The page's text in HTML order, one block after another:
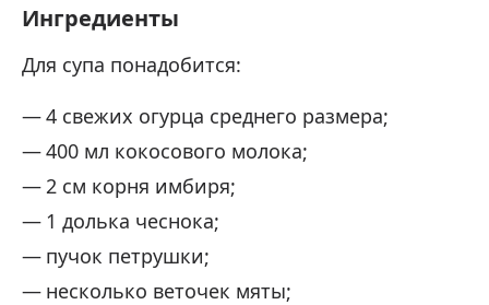
Ингредиенты
Для супа понадобится:
4 свежих огурца среднего размера;
400 мл кокосового молока;
2 см корня имбиря;
1 долька чеснока;
пучок петрушки;
несколько веточек мяты;